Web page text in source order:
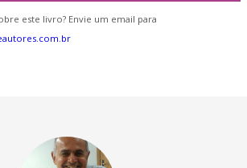
este livro? Envie um email para